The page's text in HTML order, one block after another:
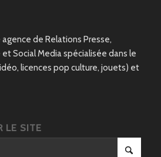
de Relations Presse,
Social Media spécialisée dans le
licences pop culture, jouets) et
LE SITE